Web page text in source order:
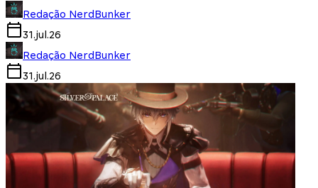
Redação NerdBunker
31.jul.26
Redação NerdBunker
31.jul.26